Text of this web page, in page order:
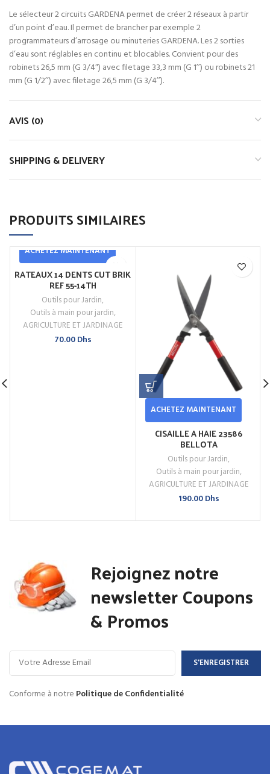
Le sélecteur 2 circuits GARDENA permet de créer 2 réseaux à partir
d’un point d’eau. Il permet de brancher par exemple 2
programmateurs d’arrosage ou minuteries GARDENA. Les 2 sorties
d’eau sont réglables en continu et blocables. Convient pour des
robinets 26,5 mm (G 3/4″) avec filetage 33,3 mm (G 1’’) ou robinets 21
mm (G 1/2’’) avec filetage 26,5 mm (G 3/4’’).
AVIS (0)
SHIPPING & DELIVERY
PRODUITS SIMILAIRES
ACHETEZ MAINTENANT
RATEAUX 14 DENTS CUT BRIK
REF 55-14TH
Outils pour Jardin,
Outils à main pour jardin,
AGRICULTURE ET JARDINAGE
70.00Dhs
ACHETEZ MAINTENANT
CISAILLE A HAIE 23586
BELLOTA
Outils pour Jardin,
Outils à main pour jardin,
AGRICULTURE ET JARDINAGE
190.00Dhs
Rejoignez notre
newsletter Coupons
& Promos
Conforme à notre Politique de Confidentialité